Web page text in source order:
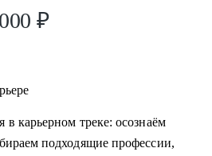
магистратуры/аспирантуры
₽
карьерном треке: осознаём
подходящие профессии,